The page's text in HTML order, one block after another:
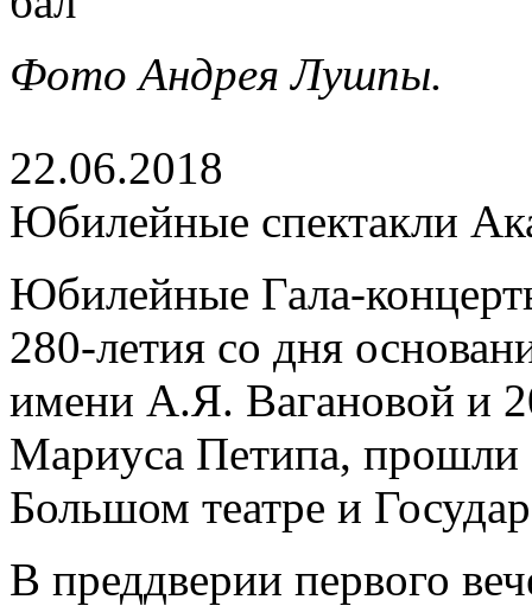
Фото Андрея Лушпы.
22.06.2018
Юбилейные спектакли
Юбилейные Гала-
280-летия со дня
имени А.Я. Вагановой и
Мариуса Петипа,
Большом театре и
В преддверии первого